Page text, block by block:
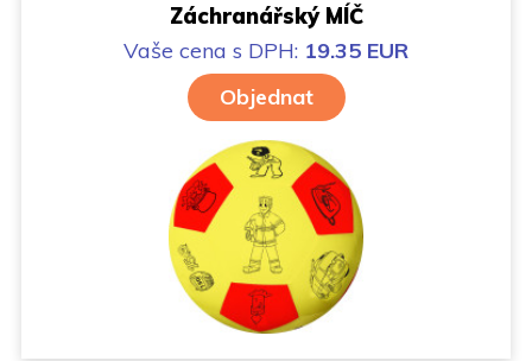
Záchranářský MÍČ
Vaše cena s DPH: 19.35 EUR
Objednat